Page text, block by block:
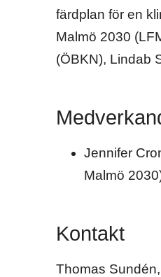
färdplan för en
Malmö 2030
(ÖBKN), Lindab
Jennifer
Malmö
Kontakt
Thomas